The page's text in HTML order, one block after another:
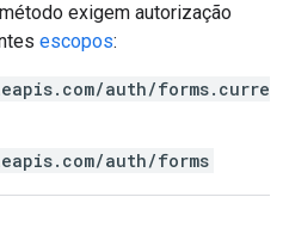
exigem autorização
escopos:
auth/forms.curre
auth/forms